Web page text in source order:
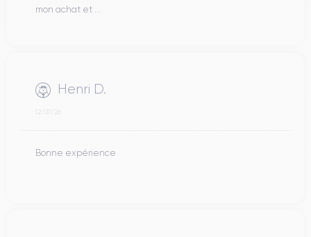
mon achat et ...
Henri D.
12/07/26
Bonne expérience